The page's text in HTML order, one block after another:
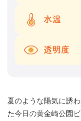
水温
透明度
夏のような陽気に誘
た今日の黄金崎公園